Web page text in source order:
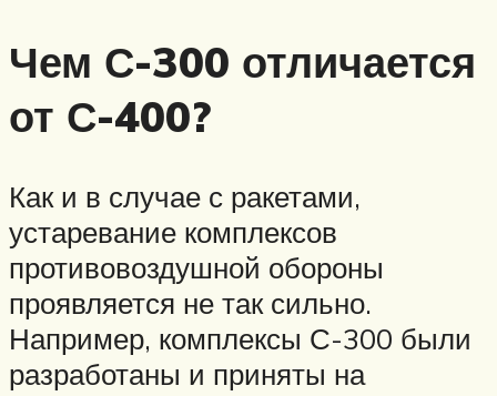
Чем С-300 отличается
от С-400?
Как и в случае с ракетами,
устаревание комплексов
противовоздушной обороны
проявляется не так сильно.
Например, комплексы С-300 были
разработаны и приняты на